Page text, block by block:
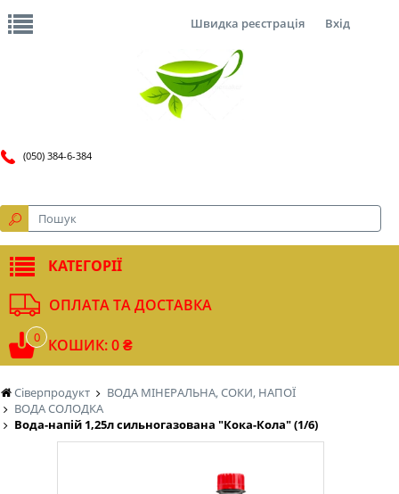
Сіверпродукт
ВОДА МІНЕРАЛЬНА, СОКИ, НАПОЇ
ВОДА СОЛОДКА
Вода-напій 1,25л сильногазована "Кока-Кола" (1/6)
Швидка реєстрація Вхід
(050) 384-6-384
КАТЕГОРІЇ
ОПЛАТА ТА ДОСТАВКА
0 КОШИК: 0 ₴